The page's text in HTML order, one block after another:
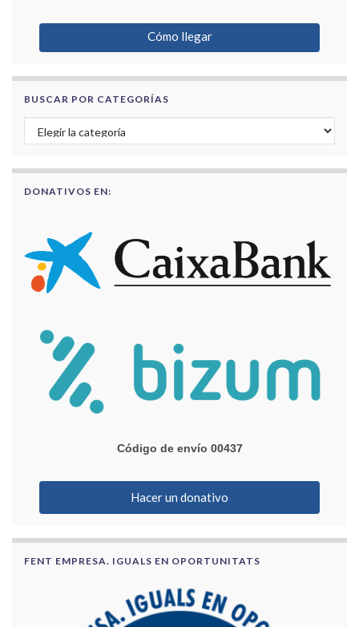
Cómo llegar
BUSCAR POR CATEGORÍAS
Buscar por categorías
DONATIVOS EN:
Código de envío 00437
Hacer un donativo
FENT EMPRESA. IGUALS EN OPORTUNITATS